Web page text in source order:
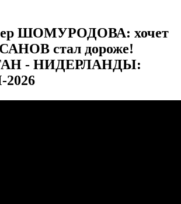
ШОМУРОДОВА: хочет
стал дороже!
- НИДЕРЛАНДЫ:
2026